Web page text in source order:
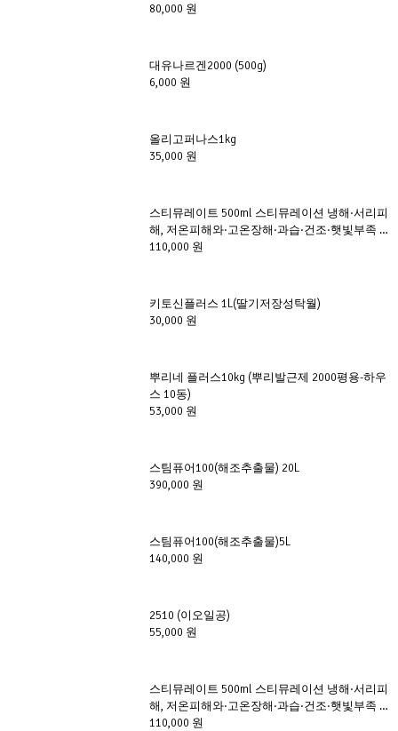
80,000 원
대유나르겐2000 (500g)
6,000 원
올리고퍼나스1kg
35,000 원
스티뮤레이트 500ml 스티뮤레이션 냉해·서리피
해, 저온피해와·고온장해·과습·건조·햇빛부족 등
이상기후로 인한 피해를 예방
110,000 원
키토신플러스 1L(딸기저장성탁월)
30,000 원
뿌리네 플러스10kg (뿌리발근제 2000평용-하우
스 10동)
53,000 원
스팀퓨어100(해조추출물) 20L
390,000 원
스팀퓨어100(해조추출물)5L
140,000 원
2510 (이오일공)
55,000 원
스티뮤레이트 500ml 스티뮤레이션 냉해·서리피
해, 저온피해와·고온장해·과습·건조·햇빛부족 등
이상기후로 인한 피해를 예방
110,000 원